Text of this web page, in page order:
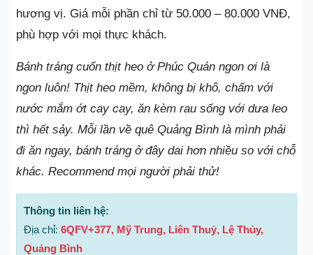
hương vị. Giá mỗi phần chỉ từ 50.000 – 80.000 VNĐ,
phù hợp với mọi thực khách.
Bánh tráng cuốn thịt heo ở Phúc Quán ngon ơi là
ngon luôn! Thịt heo mềm, không bị khô, chấm với
nước mắm ớt cay cay, ăn kèm rau sống với dưa leo
thì hết sảy. Mỗi lần về quê Quảng Bình là mình phải
đi ăn ngay, bánh tráng ở đây dai hơn nhiều so với chỗ
khác. Recommend mọi người phải thử!
Thông tin liên hệ:
Địa chỉ: 6QFV+377, Mỹ Trung, Liên Thuỷ, Lệ Thủy,
Quảng Bình